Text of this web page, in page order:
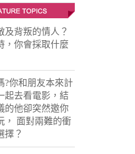
及背叛的情人？
，你會採取什麼
?你和朋友本來計
起去看電影，結
的他卻突然邀你
， 面對兩難的衝
擇？